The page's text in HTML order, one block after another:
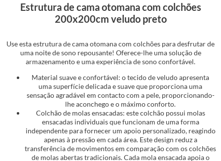
Estrutura de cama otomana com colchões
200x200cm veludo preto
Use esta estrutura de cama otomana com colchões para desfrutar de
uma noite de sono repousante! Oferece-lhe uma solução de
armazenamento e uma experiência de sono confortável.
Material suave e confortável: o tecido de veludo apresenta
uma superfície delicada e suave que proporciona uma
sensação agradável em contacto com a pele, proporcionando-
lhe aconchego e o máximo conforto.
Colchão de molas ensacadas: este colchão possui molas
ensacadas individuais que funcionam de uma forma
independente para fornecer um apoio personalizado, reagindo
apenas à pressão em cada área. Este design reduz a
transferência de movimentos em comparação com os colchões
de molas abertas tradicionais. Cada mola ensacada apoia o